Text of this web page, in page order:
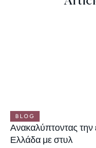
BLOG
Ανακαλύπτοντας
Ελλάδα με στυλ